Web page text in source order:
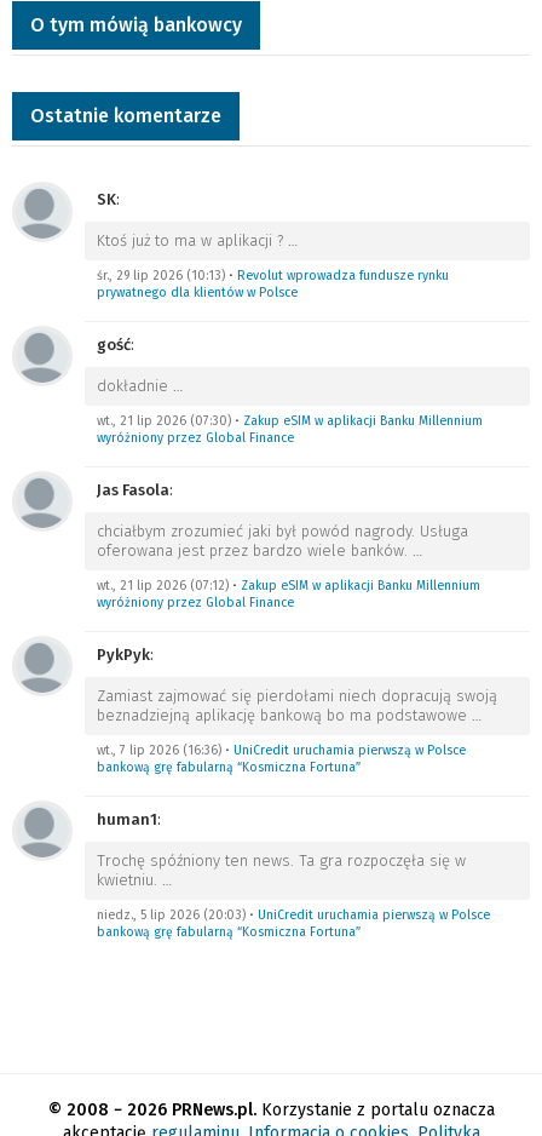
O tym mówią bankowcy
Ostatnie komentarze
SK:
Ktoś już to ma w aplikacji ? …
śr., 29 lip 2026 (10:13) • Revolut wprowadza fundusze rynku
prywatnego dla klientów w Polsce
gość:
dokładnie …
wt., 21 lip 2026 (07:30) • Zakup eSIM w aplikacji Banku Millennium
wyróżniony przez Global Finance
Jas Fasola:
chciałbym zrozumieć jaki był powód nagrody. Usługa
oferowana jest przez bardzo wiele banków. …
wt., 21 lip 2026 (07:12) • Zakup eSIM w aplikacji Banku Millennium
wyróżniony przez Global Finance
PykPyk:
Zamiast zajmować się pierdołami niech dopracują swoją
beznadziejną aplikację bankową bo ma podstawowe …
wt., 7 lip 2026 (16:36) • UniCredit uruchamia pierwszą w Polsce
bankową grę fabularną “Kosmiczna Fortuna”
human1:
Trochę spóźniony ten news. Ta gra rozpoczęła się w
kwietniu. …
niedz., 5 lip 2026 (20:03) • UniCredit uruchamia pierwszą w Polsce
bankową grę fabularną “Kosmiczna Fortuna”
© 2008 − 2026 PRNews.pl.Korzystanie z portalu oznacza